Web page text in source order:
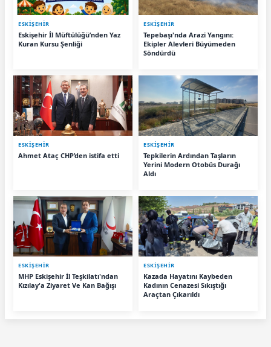
ESKIŞEHIR
Eskişehir İl Müftülüğü’nden Yaz
Kuran Kursu Şenliği
ESKIŞEHIR
Tepebaşı'nda Arazi Yangını:
Ekipler Alevleri Büyümeden
Söndürdü
ESKIŞEHIR
Ahmet Ataç CHP’den istifa etti
ESKIŞEHIR
Tepkilerin Ardından Taşların
Yerini Modern Otobüs Durağı
Aldı
ESKIŞEHIR
MHP Eskişehir İl Teşkilatı'ndan
Kızılay'a Ziyaret Ve Kan Bağışı
ESKIŞEHIR
Kazada Hayatını Kaybeden
Kadının Cenazesi Sıkıştığı
Araçtan Çıkarıldı